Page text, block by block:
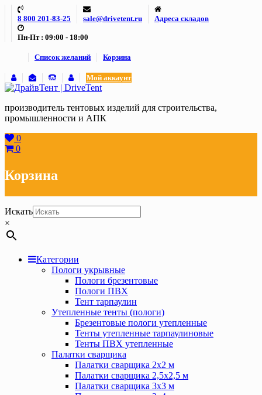
Skip
content
8 800 201-83-25 sale@drivetent.ru Адреса складов
Пн-Пт : 09:00 - 18:00
Список желаний Корзина
Мой аккаунт
производитель тентовых изделий для строительства,
промышленности и АПК
0
0
Корзина
Искать
×
Категории
Пологи укрывные
Пологи брезентовые
Пологи ПВХ
Тент тарпаулин
Утепленные тенты (пологи)
Брезентовые пологи утепленные
Тенты утепленные тарпаулиновые
Тенты ПВХ утепленные
Палатки сварщика
Палатки сварщика 2х2 м
Палатки сварщика 2,5х2,5 м
Палатки сварщика 3х3 м